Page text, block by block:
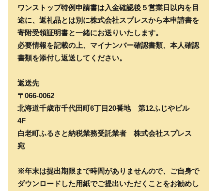
ワンストップ特例申請書は入金確認後５営業日以内を目
途に、返礼品とは別に株式会社スプレスから本申請書を
寄附受領証明書と一緒にお送りいたします。
必要情報を記載の上、マイナンバー確認書類、本人確認
書類を添付し返送してください。
返送先
〒066-0062
北海道千歳市千代田町6丁目20番地 第12ふじやビル
4F
白老町ふるさと納税業務受託業者 株式会社スプレス
宛
※年末は提出期限まで時間がありませんので、ご自身で
ダウンロードした用紙でご提出いただくことをお勧めし